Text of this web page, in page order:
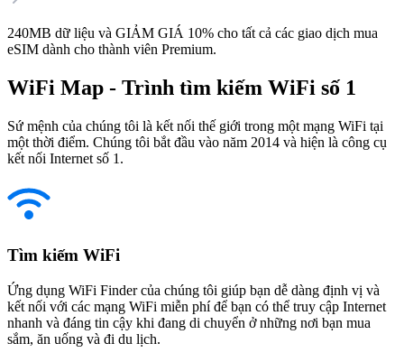
240MB dữ liệu và GIẢM GIÁ 10% cho tất cả các giao dịch mua
eSIM dành cho thành viên Premium.
WiFi Map - Trình tìm kiếm WiFi số 1
Sứ mệnh của chúng tôi là kết nối thế giới trong một mạng WiFi tại
một thời điểm. Chúng tôi bắt đầu vào năm 2014 và hiện là công cụ
kết nối Internet số 1.
Tìm kiếm WiFi
Ứng dụng WiFi Finder của chúng tôi giúp bạn dễ dàng định vị và
kết nối với các mạng WiFi miễn phí để bạn có thể truy cập Internet
nhanh và đáng tin cậy khi đang di chuyển ở những nơi bạn mua
sắm, ăn uống và đi du lịch.